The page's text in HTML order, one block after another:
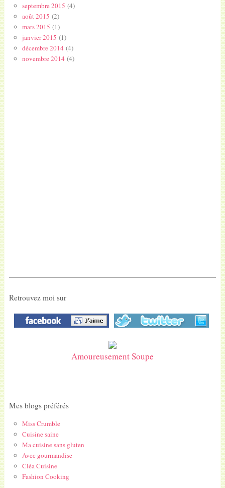
septembre 2015 (4)
août 2015 (2)
mars 2015 (1)
janvier 2015 (1)
décembre 2014(4)
novembre 2014(4)
Retrouvez moi sur
Amoureusement Soupe
Mes blogs préférés
Miss Crumble
Cuisine saine
Ma cuisine sans gluten
Avec gourmandise
Cléa Cuisine
Fashion Cooking